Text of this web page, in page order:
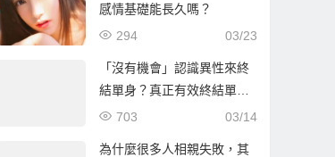
感情基礎能長久嗎？
03/23
294
「沒有機會」認識異性來終
結單身？真正有效終結單身
的方式是…
03/14
703
為什麼很多人相親失敗，其